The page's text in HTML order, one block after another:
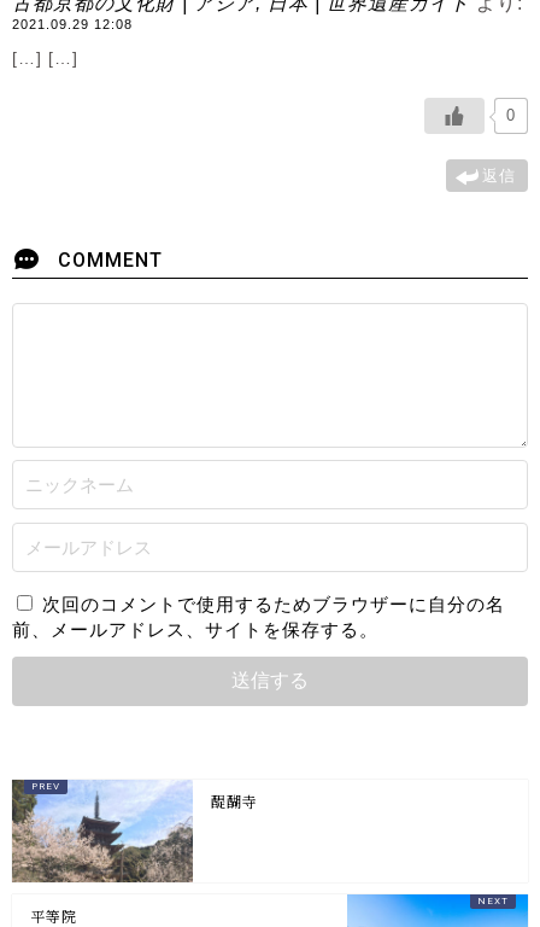
2021.09.29 12:08
[…] […]
0
返信
COMMENT
次回のコメントで使用するためブラウザーに自分の名
前、メールアドレス、サイトを保存する。
醍醐寺
平等院